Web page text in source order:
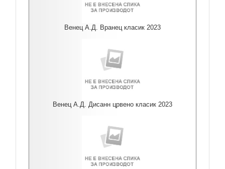
Венец А.Д. Вранец класик 2023
Венец А.Д. Дисанн црвено класик 2023